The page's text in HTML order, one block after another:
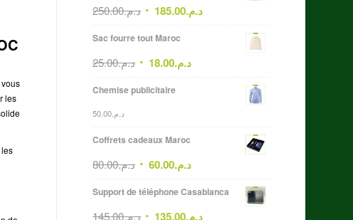
les
د.م.250.00 د.م.185.00
Sac fourre tout Maroc
د.م.25.00 د.م.18.00
Chemise publicitaire
د.م. 50.00
Coffrets cadeaux Maroc
د.م.80.00 د.م.60.00
Support de téléphone Casablanca
د.م.145.00 د.م.135.00